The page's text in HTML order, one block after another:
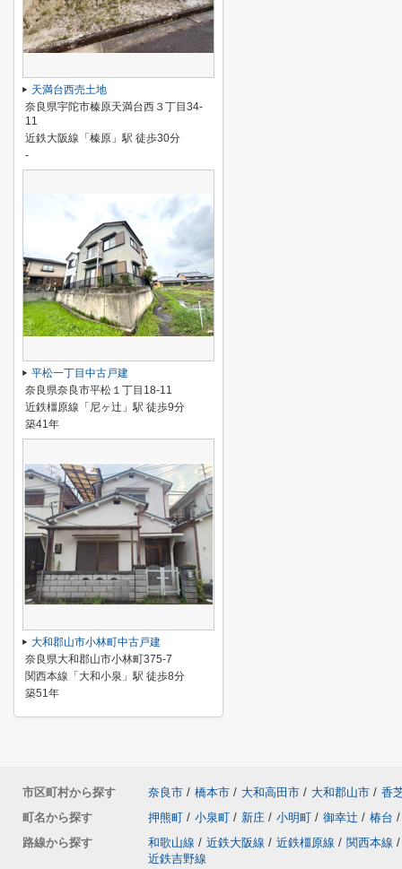
天満台西売土地
奈良県宇陀市榛原天満台西３丁目34-
11
近鉄大阪線「榛原」駅 徒歩30分
-
平松一丁目中古戸建
奈良県奈良市平松１丁目18-11
近鉄橿原線「尼ヶ辻」駅 徒歩9分
築41年
大和郡山市小林町中古戸建
奈良県大和郡山市小林町375-7
関西本線「大和小泉」駅 徒歩8分
築51年
市区町村から探す 奈良市 / 橋本市 / 大和高田市 / 大和郡山市 / 香
町名から探す
押熊町 / 小泉町 / 新庄 / 小明町 / 御幸辻 / 椿台 /
路線から探す
和歌山線 / 近鉄大阪線 / 近鉄橿原線 / 関西本線 /
近鉄吉野線